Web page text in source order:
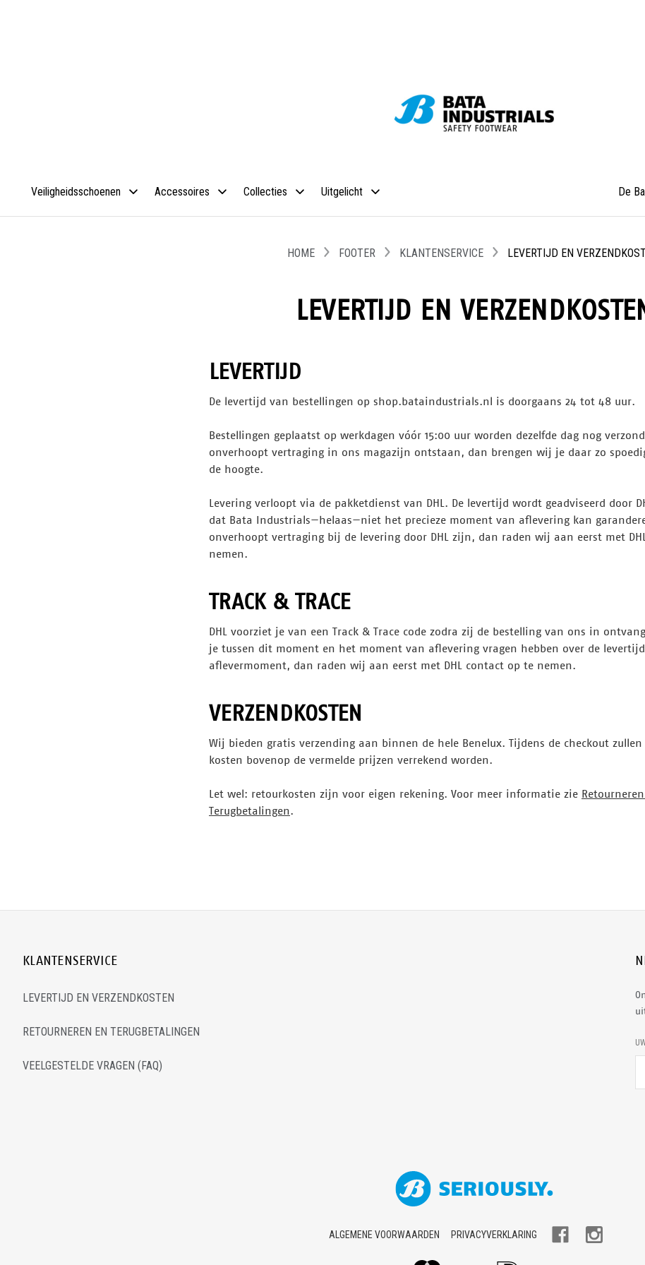
Veiligheidsschoenen Accessoires Collecties Uitgelicht De
HOME FOOTER KLANTENSERVICE LEVERTIJD EN
LEVERTIJD EN
LEVERTIJD
De levertijd van bestellingen op shop.bataindustrials.nl is doorgaans 24 tot 48 uur.
Bestellingen geplaatst op werkdagen vóór 15:00 uur worden dezelfde dag nog
onverhoopt vertraging in ons magazijn ontstaan, dan brengen wij je daar zo
de hoogte.
Levering verloopt via de pakketdienst van DHL. De levertijd wordt geadviseerd door
dat Bata Industrials—helaas—niet het precieze moment van aflevering kan
onverhoopt vertraging bij de levering door DHL zijn, dan raden wij aan eerst met
nemen.
TRACK & TRACE
DHL voorziet je van een Track & Trace code zodra zij de bestelling van ons in
je tussen dit moment en het moment van aflevering vragen hebben over de
aflevermoment, dan raden wij aan eerst met DHL contact op te nemen.
VERZENDKOSTEN
Wij bieden gratis verzending aan binnen de hele Benelux. Tijdens de checkout zullen
kosten bovenop de vermelde prijzen verrekend worden.
Let wel: retourkosten zijn voor eigen rekening. Voor meer informatie zie
Terugbetalingen.
KLANTENSERVICE
LEVERTIJD EN VERZENDKOSTEN
RETOURNEREN EN TERUGBETALINGEN
VEELGESTELDE VRAGEN (FAQ)
E
-
M
A
ALGEMENE VOORWAARDEN PRIVACYVERKLARING